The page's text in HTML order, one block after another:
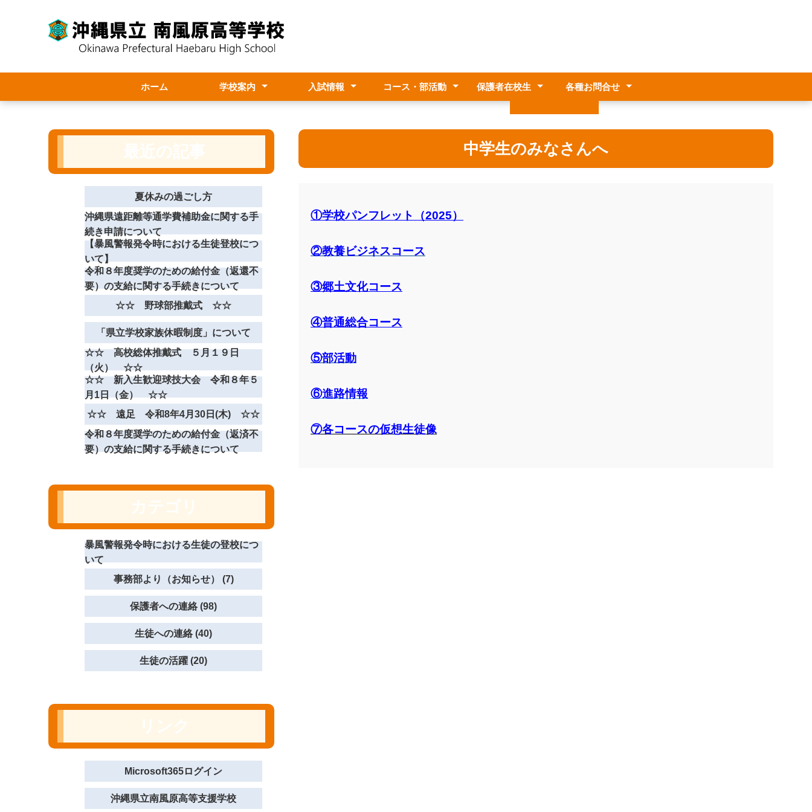
ホーム 学校案内 入試情報 コース・部活動 保護者在校生
進路・奨学金等
いじめ防止基本方針
部活動方針
１人１台端末
保健室より
各種お問合せ
卒業生各種証明書
進路関係
中学生のみなさんへ
①学校パンフレット（2025）
②教養ビジネスコース
③郷土文化コース
④普通総合コース
⑤部活動
⑥進路情報
⑦各コースの仮想生徒像
夏休みの過ごし方
沖縄県遠距離等通学費補助金に関する手
続き申請について
【暴風警報発令時における生徒登校につ
いて】
令和８年度奨学のための給付金（返還不
要）の支給に関する手続きについて
☆☆ 野球部推戴式 ☆☆
「県立学校家族休暇制度」について
☆☆ 高校総体推戴式 ５月１９日
（火） ☆☆
☆☆ 新入生歓迎球技大会 令和８年５
月1日（金） ☆☆
☆☆ 遠足 令和8年4月30日(木) ☆☆
令和８年度奨学のための給付金（返済不
要）の支給に関する手続きについて
暴風警報発令時における生徒の登校につ
いて
事務部より（お知らせ） (7)
保護者への連絡 (98)
生徒への連絡 (40)
生徒の活躍 (20)
Microsoft365ログイン
沖縄県立南風原高等支援学校